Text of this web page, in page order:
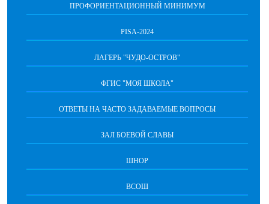
ПРОФОРИЕНТАЦИОННЫЙ МИНИМУМ
PISA-2024
ЛАГЕРЬ "ЧУДО-ОСТРОВ"
ФГИС "МОЯ ШКОЛА"
ОТВЕТЫ НА ЧАСТО ЗАДАВАЕМЫЕ ВОПРОСЫ
ЗАЛ БОЕВОЙ СЛАВЫ
ШНОР
ВСОШ